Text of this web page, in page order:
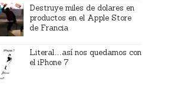
Destruye miles de dolares en
productos en el Apple Store
de Francia
Literal…así nos quedamos con
el iPhone 7